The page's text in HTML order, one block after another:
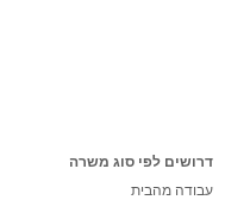
דרושים לפי סוג משרה
עבודה מהבית